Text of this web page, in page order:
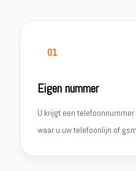
01
Eigen nummer
U krijgt een
waar u uw telefoonlijn of